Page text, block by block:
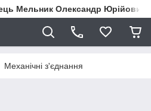
Мельник Олександр Юрійович
Механічні з'єднання